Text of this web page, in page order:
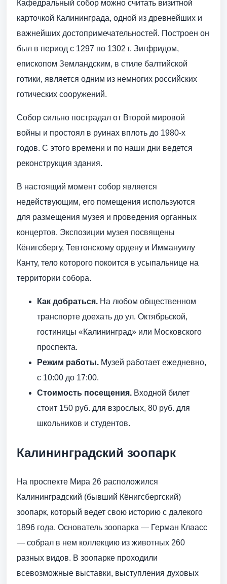
Кафедральный собор можно считать визитной
карточкой Калининграда, одной из древнейших и
важнейших достопримечательностей. Построен он
был в период с 1297 по 1302 г. Зигфридом,
епископом Земландским, в стиле балтийской
готики, является одним из немногих российских
готических сооружений.
Собор сильно пострадал от Второй мировой
войны и простоял в руинах вплоть до 1980-х
годов. С этого времени и по наши дни ведется
реконструкция здания.
В настоящий момент собор является
недействующим, его помещения используются
для размещения музея и проведения органных
концертов. Экспозиции музея посвящены
Кёнигсбергу, Тевтонскому ордену и Иммануилу
Канту, тело которого покоится в усыпальнице на
территории собора.
Как добраться. На любом общественном
транспорте доехать до ул. Октябрьской,
гостиницы «Калининград» или Московского
проспекта.
Режим работы. Музей работает ежедневно,
с 10:00 до 17:00.
Стоимость посещения. Входной билет
стоит 150 руб. для взрослых, 80 руб. для
школьников и студентов.
Калининградский зоопарк
На проспекте Мира 26 расположился
Калининградский (бывший Кёнигсбергский)
зоопарк, который ведет свою историю с далекого
1896 года. Основатель зоопарка — Герман Клаасс
— собрал в нем коллекцию из животных 260
разных видов. В зоопарке проходили
всевозможные выставки, выступления духовых